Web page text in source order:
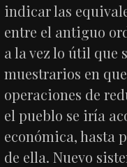
indicar las
entre el antiguo
a la vez lo útil que
muestrarios en
operaciones de
el pueblo se iría
económica, hasta
de ella. Nuevo